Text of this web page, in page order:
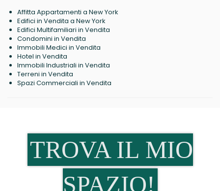
Affitta Appartamenti a New York
Edifici in Vendita a New York
Edifici Multifamiliari in Vendita
Condomini in Vendita
Immobili Medici in Vendita
Hotel in Vendita
Immobili Industriali in Vendita
Terreni in Vendita
Spazi Commerciali in Vendita
TROVA IL MIO
SPAZIO!